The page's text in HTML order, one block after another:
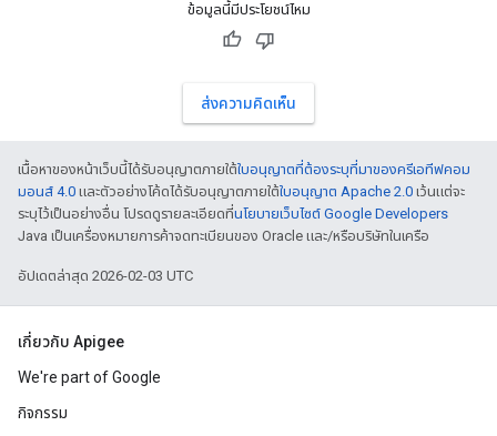
ข้อมูลนี้มีประโยชน์ไหม
ส่งความคิดเห็น
เนื้อหาของหน้าเว็บนี้ได้รับอนุญาตภายใต้ใบอนุญาตที่ต้องระบุที่มาของครีเอทีฟคอม
มอนส์ 4.0 และตัวอย่างโค้ดได้รับอนุญาตภายใต้ใบอนุญาต Apache 2.0 เว้นแต่จะ
ระบุไว้เป็นอย่างอื่น โปรดดูรายละเอียดที่นโยบายเว็บไซต์ Google Developers
Java เป็นเครื่องหมายการค้าจดทะเบียนของ Oracle และ/หรือบริษัทในเครือ
อัปเดตล่าสุด 2026-02-03 UTC
เกี่ยวกับ Apigee
We're part of Google
กิจกรรม